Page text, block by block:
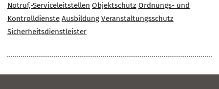
Notruf,-Serviceleitstellen Objektschutz Ordnungs- und
Kontrolldienste Ausbildung Veranstaltungsschutz
Sicherheitsdienstleister